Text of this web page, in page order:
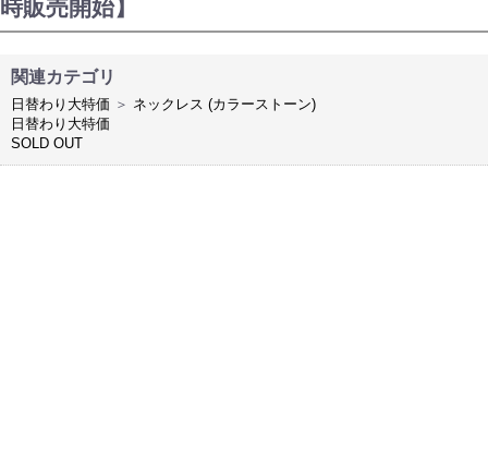
時販売開始】
関連カテゴリ
日替わり大特価 ＞ ネックレス (カラーストーン)
日替わり大特価
SOLD OUT